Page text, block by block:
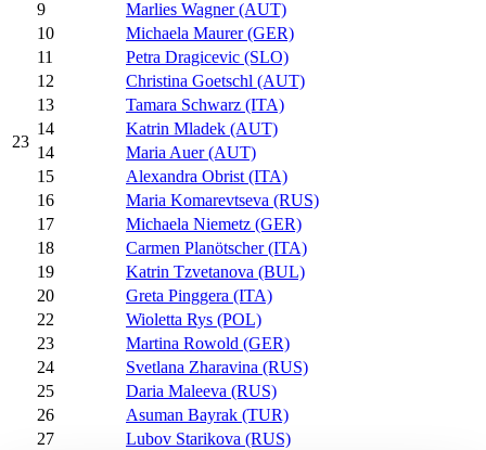
23
9
Marlies Wagner (AUT)
10
Michaela Maurer (GER)
11
Petra Dragicevic (SLO)
12
Christina Goetschl (AUT)
13
Tamara Schwarz (ITA)
14
Katrin Mladek (AUT)
14
Maria Auer (AUT)
15
Alexandra Obrist (ITA)
16
Maria Komarevtseva (RUS)
17
Michaela Niemetz (GER)
18
Carmen Planötscher (ITA)
19
Katrin Tzvetanova (BUL)
20
Greta Pinggera (ITA)
22
Wioletta Rys (POL)
23
Martina Rowold (GER)
24
Svetlana Zharavina (RUS)
25
Daria Maleeva (RUS)
26
Asuman Bayrak (TUR)
27
Lubov Starikova (RUS)